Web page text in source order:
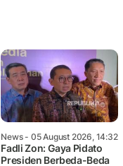
News- 05 August 2026, 14:32
Fadli Zon: Gaya Pidato
Presiden Berbeda-Beda